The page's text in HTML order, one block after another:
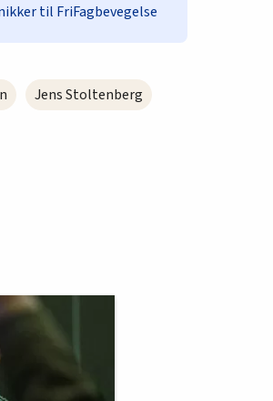
til FriFagbevegelse
Jens Stoltenberg